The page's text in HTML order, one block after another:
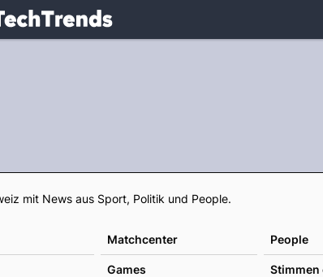
Footer
mit News aus Sport, Politik und People.
Matchcenter People
Games Stimmen